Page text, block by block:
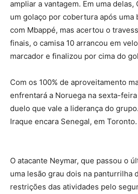
ampliar a vantagem. Em uma delas,
um golaço por cobertura após uma
com Mbappé, mas acertou o
finais, o camisa 10 arrancou em
marcador e finalizou por cima do
Com os 100% de aproveitamento
enfrentará a Noruega na sexta-
duelo que vale a liderança do
Iraque encara Senegal, em Toronto.
O atacante Neymar, que passou o
uma lesão grau dois na panturrilha
restrições das atividades pelo